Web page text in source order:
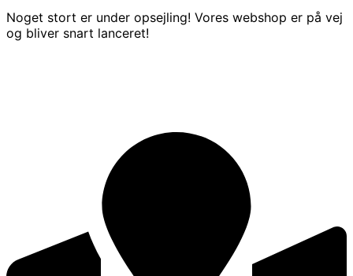
Noget stort er under opsejling! Vores webshop er på vej
og bliver snart lanceret!